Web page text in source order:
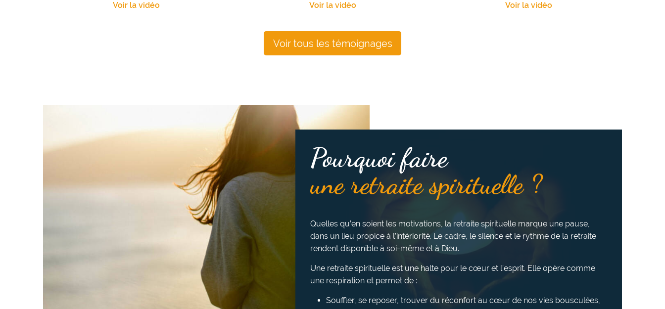
Voir la vidéo
Voir la vidéo
Voir la vidéo
Voir tous les témoignages
Pourquoi faire
une retraite spirituelle ?
Quelles qu’en soient les motivations, la retraite spirituelle marque une pause,
dans un lieu propice à l’intériorité. Le cadre, le silence et le rythme de la retraite
rendent disponible à soi-même et à Dieu.
Une retraite spirituelle est une halte pour le cœur et l’esprit. Elle opère comme
une respiration et permet de :
Souffler, se reposer, trouver du réconfort au cœur de nos vies bousculées,